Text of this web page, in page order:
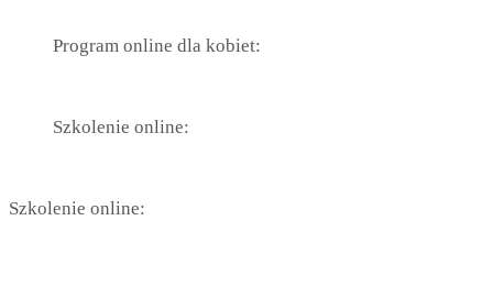
Program online dla kobiet:
Szkolenie online:
Szkolenie online: